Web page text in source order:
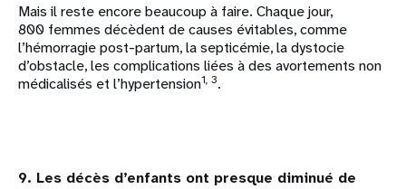
Mais il reste encore beaucoup à faire. Chaque jour,
800 femmes décèdent de causes évitables, comme
l’hémorragie post-partum, la septicémie, la dystocie
d’obstacle, les complications liées à des avortements non
médicalisés et l’hypertension1, 3.
9. Les décès d’enfants ont presque diminué de